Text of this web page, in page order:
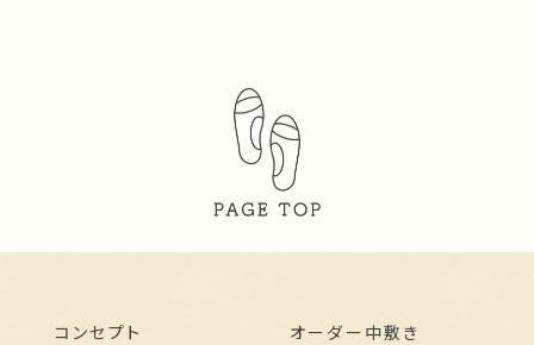
コンセプト オーダー中敷き